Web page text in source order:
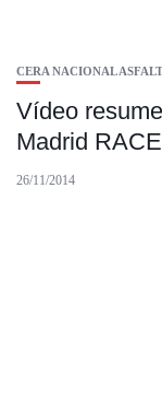
CERA NACIONAL
Vídeo
Madrid
26/11/2014